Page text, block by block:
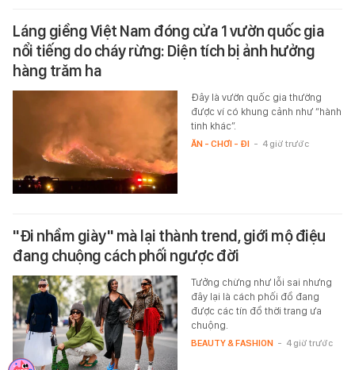
Láng giềng Việt Nam đóng cửa 1 vườn quốc gia
nổi tiếng do cháy rừng: Diện tích bị ảnh hưởng
hàng trăm ha
Đây là vườn quốc gia thường
được ví có khung cảnh như “hành
tinh khác”.
ĂN - CHƠI - ĐI - 4 giờ trước
"Đi nhầm giày" mà lại thành trend, giới mộ điệu
đang chuộng cách phối ngược đời
Tưởng chừng như lỗi sai nhưng
đây lại là cách phối đồ đang
được các tín đồ thời trang ưa
chuộng.
BEAUTY & FASHION - 4 giờ trước